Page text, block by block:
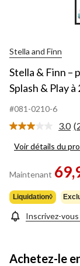
Stella and Finn
Stella & Finn –
Splash & Play
#081-0210-6
3.0
2
Voir détails du
Maintenant
Liquidation◊
Inscrivez-
Achetez-le